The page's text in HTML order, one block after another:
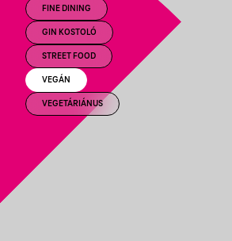
FINE DINING
GIN KOSTOLÓ
STREET FOOD
VEGÁN
VEGETÁRIÁNUS